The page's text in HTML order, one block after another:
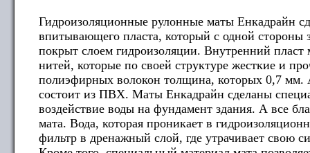
Гидроизоляционные рулонные маты Енкадрайн
впитывающего пласта, который с одной
покрыт слоем гидроизоляции. Внутренний пласт
нитей, которые по своей структуре жесткие и
полиэфирных волокон толщина, которых 0,7 мм.
состоит из ПВХ. Маты Енкадрайн сделаны
воздействие воды на фундамент здания. А все
мата. Вода, которая проникает в
фильтр в дренажный слой, где утрачивает свою